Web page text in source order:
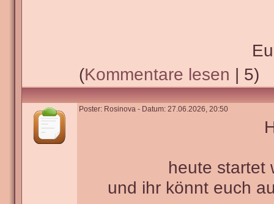
(Kommentare lesen | 5)
Poster: Rosinova - Datum: 27.06.2026, 20:50
heute startet
und ihr könnt euch